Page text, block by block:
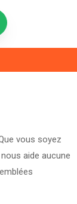
vous soyez
aide aucune